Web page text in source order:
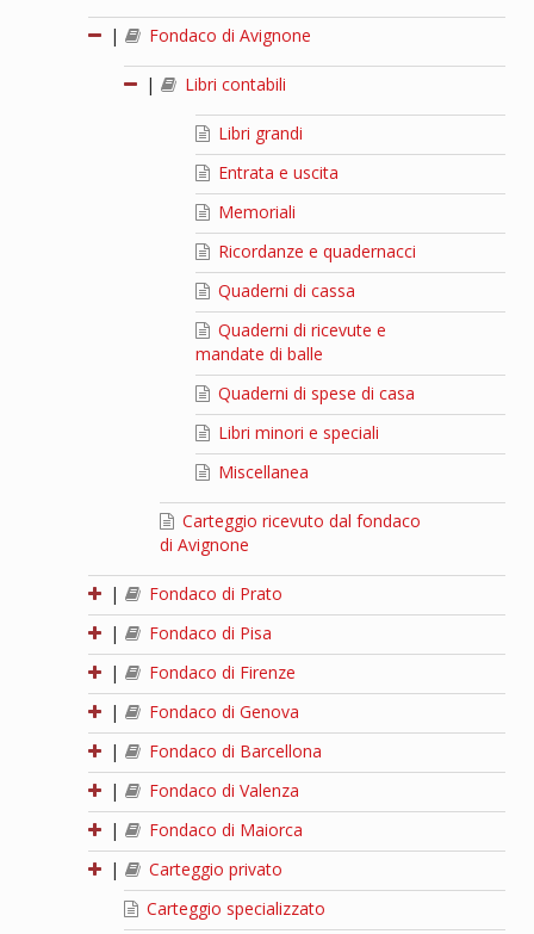
| Fondaco di Avignone
| Libri contabili
Libri grandi
Entrata e uscita
Memoriali
Ricordanze e quadernacci
Quaderni di cassa
Quaderni di ricevute e
mandate di balle
Quaderni di spese di casa
Libri minori e speciali
Miscellanea
Carteggio ricevuto dal fondaco
di Avignone
|
Fondaco di Prato
|
Fondaco di Pisa
|
Fondaco di Firenze
|
Fondaco di Genova
|
Fondaco di Barcellona
|
Fondaco di Valenza
|
Fondaco di Maiorca
|
Carteggio privato
Carteggio specializzato